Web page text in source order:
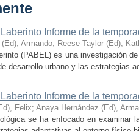
Informe de la
Armando; Reese-Taylor (Ed),
(PABEL) es una investigación
desarrollo urbano y las estrategias
Informe de la
Felix; Anaya Hernández (Ed),
se ha enfocado en examinar